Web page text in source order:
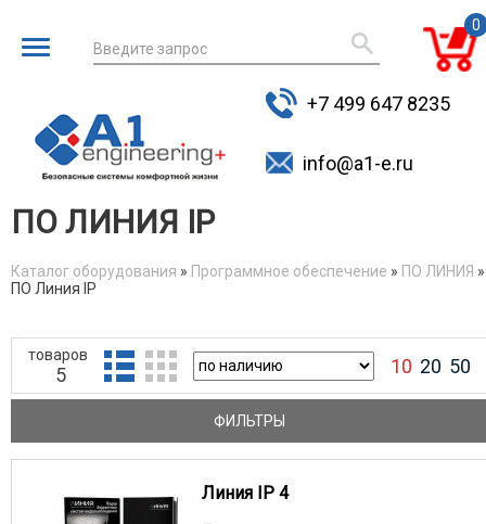
Введите запрос
товаров
0
+7 499 647 8235
info@a1-e.ru
ПО ЛИНИЯ IP
Каталог оборудования » Программное обеспечение » ПО ЛИНИЯ »
ПО Линия IP
товаров
5 10 20 50
ФИЛЬТРЫ
Линия IP 4